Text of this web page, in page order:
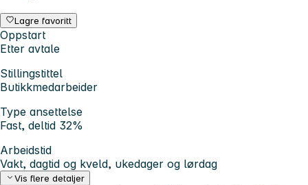
Lagre favoritt
Oppstart
Etter avtale
Stillingstittel
Butikkmedarbeider
Type ansettelse
Fast, deltid 32%
Arbeidstid
Vakt, dagtid og kveld, ukedager og lørdag
Vis flere detaljer